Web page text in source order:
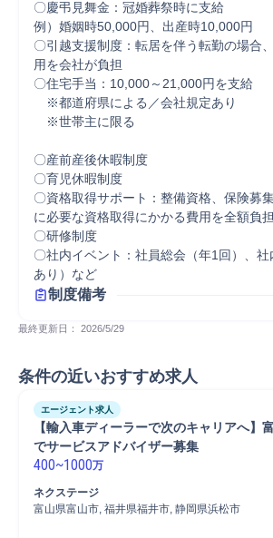
〇慶弔見舞金：冠婚葬祭時に支給
例）婚姻時50,000円、出産時10,000円
〇引越支援制度：転居を伴う転勤の場合
用を会社が負担
〇住宅手当：10,000～21,000円を支給
※都道府県による／会社規定あり
※世帯主に限る
〇産前産後休暇制度
〇育児休暇制度
〇資格取得サポート：整備資格、保険募
に必要な資格取得にかかる費用を全額負担
〇研修制度
〇社内イベント：社員総会（年1回）、
あり）など
制度備考
最終更新日： 2026/5/29
条件の近いおすすめ求人
エージェント求人
【輸入車ディーラーで次のキャリアへ】
でサービスアドバイザー募集
400~1000万
ネクステージ
富山県富山市, 福井県福井市, 静岡県浜松市